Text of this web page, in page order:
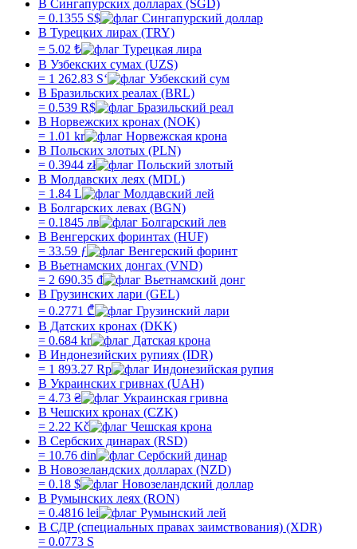
В Сингапурских долларах (SGD)
= 0.1355 S$
В Турецких лирах (TRY)
= 5.02 ₺
В Узбекских сумах (UZS)
= 1 262.83 Sʻ
В Бразильских реалах (BRL)
= 0.539 R$
В Норвежских кронах (NOK)
= 1.01 kr
В Польских злотых (PLN)
= 0.3944 zł
В Молдавских леях (MDL)
= 1.84 L
В Болгарских левах (BGN)
= 0.1845 лв
В Венгерских форинтах (HUF)
= 33.59 ƒ
В Вьетнамских донгах (VND)
= 2 690.35 ₫
В Грузинских лари (GEL)
= 0.2771 ₾
В Датских кронах (DKK)
= 0.684 kr
В Индонезийских рупиях (IDR)
= 1 893.27 Rp
В Украинских гривнах (UAH)
= 4.73 ₴
В Чешских кронах (CZK)
= 2.22 Kč
В Сербских динарах (RSD)
= 10.76 din
В Новозеландских долларах (NZD)
= 0.18 $
В Румынских леях (RON)
= 0.4816 lei
В СДР (специальных правах заимствования) (XDR)
= 0.0773 S